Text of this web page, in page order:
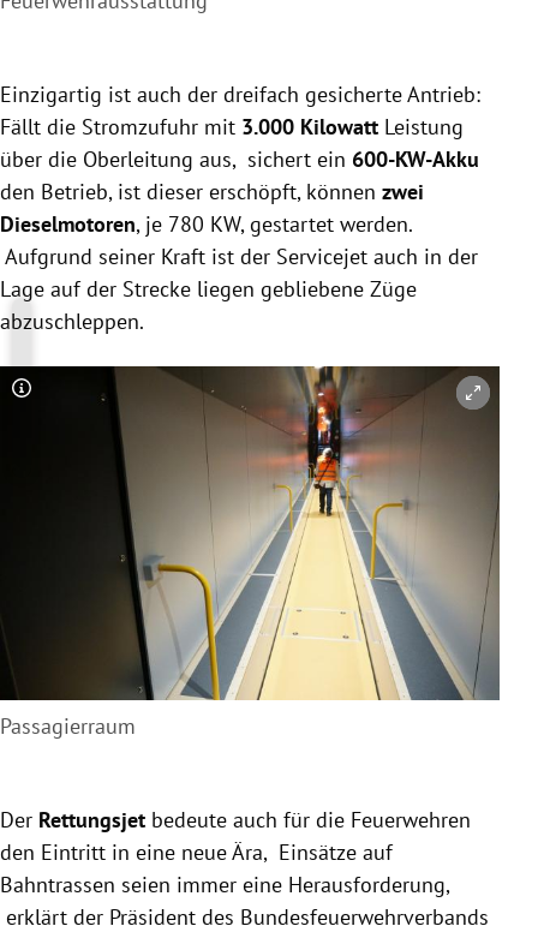
Einzigartig ist auch der dreifach gesicherte Antrieb:
Fällt die Stromzufuhr mit 3.000 Kilowatt Leistung
über die Oberleitung aus, sichert ein 600-KW-Akku
den Betrieb, ist dieser erschöpft, können zwei
Dieselmotoren, je 780 KW, gestartet werden.
Aufgrund seiner Kraft ist der Servicejet auch in der
Lage auf der Strecke liegen gebliebene Züge
abzuschleppen.
Copyright-Hinweis öffnen/schließen
Passagierraum
Der Rettungsjet bedeute auch für die Feuerwehren
den Eintritt in eine neue Ära, Einsätze auf
Bahntrassen seien immer eine Herausforderung,
erklärt der Präsident des Bundesfeuerwehrverbands